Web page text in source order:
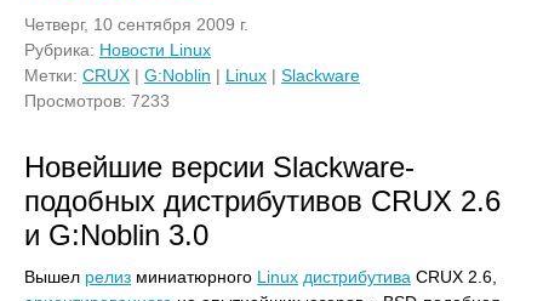
Четверг, 10 сентября 2009 г.
Рубрика: Новости Linux
Метки: CRUX | G:Noblin | Linux | Slackware
Просмотров: 7233
Новейшие версии Slackware-
подобных дистрибутивов CRUX 2.6
и G:Noblin 3.0
Вышел релиз миниатюрного Linux дистрибутива CRUX 2.6,